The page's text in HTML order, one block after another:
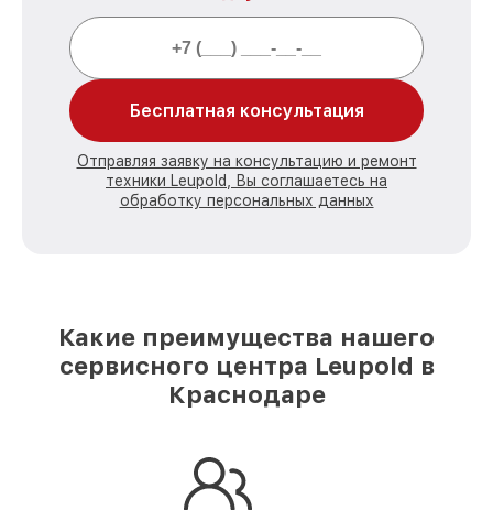
Бесплатная консультация
Отправляя заявку на консультацию и ремонт
техники Leupold, Вы соглашаетесь на
обработку персональных данных
Какие преимущества нашего
сервисного центра Leupold в
Краснодаре